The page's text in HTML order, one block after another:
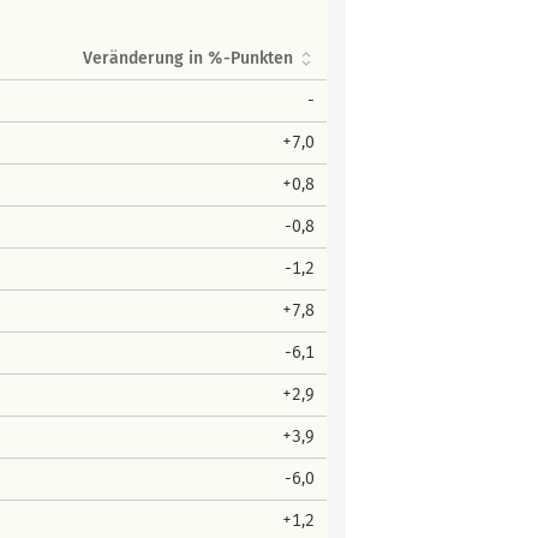
Veränderung in %-Punkten
-
+7,0
+0,8
-0,8
-1,2
+7,8
-6,1
+2,9
+3,9
-6,0
+1,2